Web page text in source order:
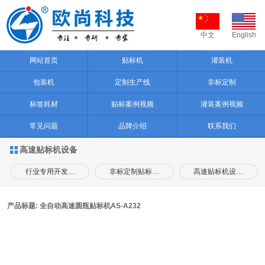
中文 English
网站首页 贴标机 灌装机
包装机 定制生产线 非标定制
标签耗材 贴标案例视频 灌装案例视频
常见问题 品牌介绍 联系我们
 高速贴标机设备
行业专用开发… 非标定制贴标… 高速贴标机设…
产品标题: 全自动高速圆瓶贴标机AS-A232